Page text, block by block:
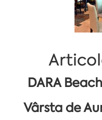
DARA
Vârsta de